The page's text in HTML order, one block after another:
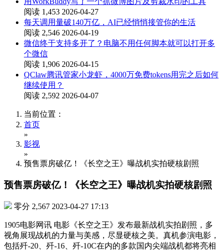
阅读 1,453 2026-04-27
每天调用量破140万亿，AI已经悄悄接管你的生活
阅读 2,546 2026-04-19
微信终于支持多开了？电脑不用任何脚本就可以打开多
个微信
阅读 1,906 2026-04-15
QClaw腾讯管家小龙虾，4000万免费tokens用完之后如何
继续使用？
阅读 2,592 2026-04-07
当前位置：
首页
»
影视
»
预售票房破亿！《长空之王》曝战机实拍硬核剧照
预售票房破亿！《长空之王》曝战机实拍硬核剧照
零分 2,567 2023-04-27 17:13
1905电影网讯 电影《长空之王》发布最新战机实拍剧照，多
视角展现战机的力量与美感，尽显硬核之美。真机参演电影，
包括歼-20、歼-16、歼-10C在内的多款国内尖端战机都将亮相